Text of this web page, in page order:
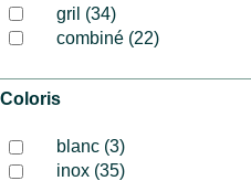
gril (34)
combiné (22)
Coloris
blanc (3)
inox (35)